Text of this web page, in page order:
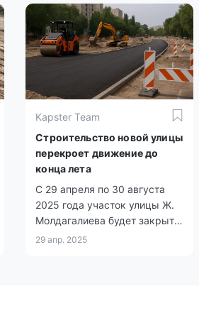
Kapster Team
Строительство новой улицы
перекроет движение до
конца лета
С 29 апреля по 30 августа
2025 года участок улицы Ж.
Молдагалиева будет закрыт
на время строительства,
29 апр. 2025